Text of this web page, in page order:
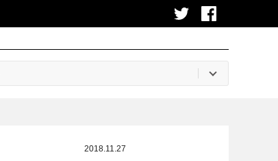
2018.11.27